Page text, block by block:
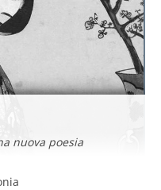
nuova poesia